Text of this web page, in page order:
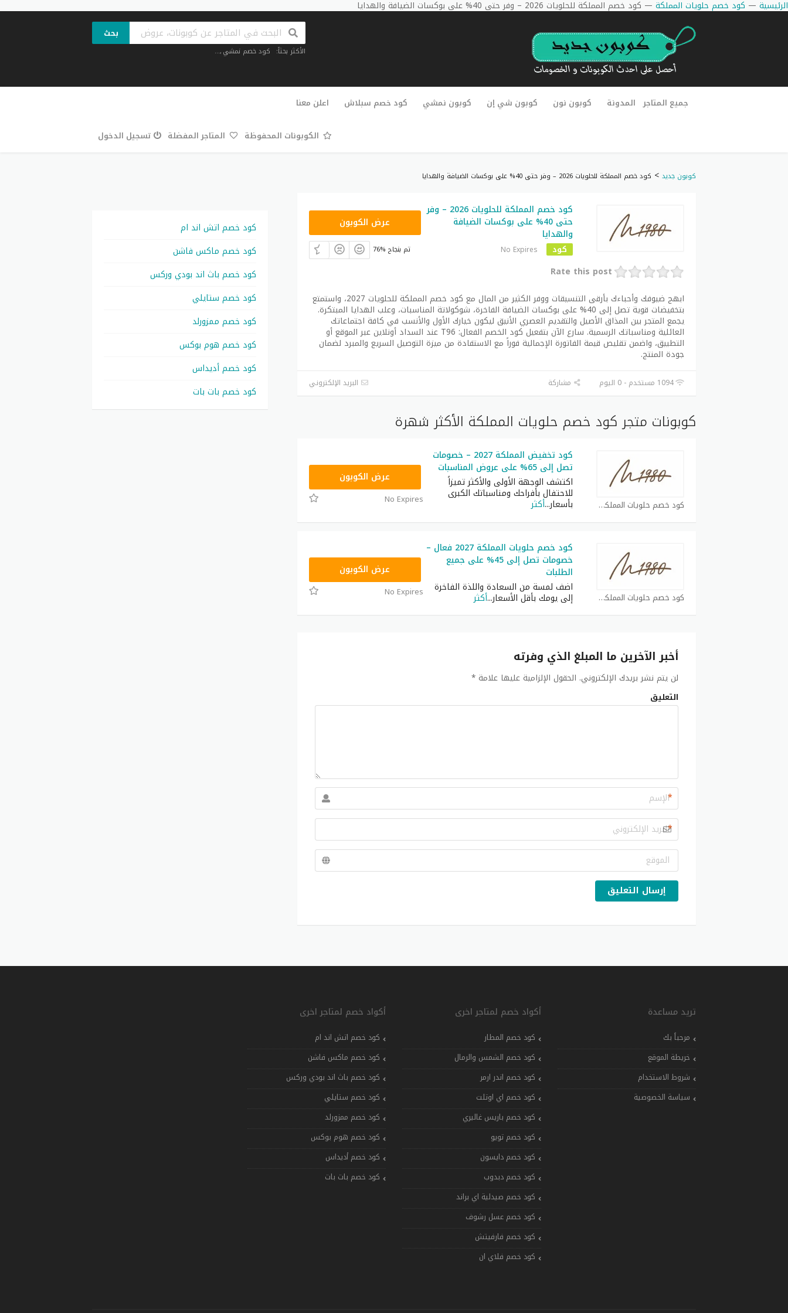
الرئيسية — كود خصم حلويات المملكة — كود خصم المملكة للحلويات 2026 – وفر حتى 40% على بوكسات الضيافة والهدايا
بحث
الأكثر بحثاً: كود خصم نمشي,...
تخطي
جميع المتاجر المدونة كوبون نون كوبون شي إن كوبون نمشي كود خصم سبلاش اعلن معنا
الكوبونات المحفوظة المتاجر المفضلة تسجيل الدخول
كوبون جديد > كود خصم المملكة للحلويات 2026 – وفر حتى 40% على بوكسات الضيافة والهدايا
كود خصم المملكة للحلويات 2026 – وفر
حتى 40% على بوكسات الضيافة
والهدايا
كود No Expires
عرض الكوبون
76% تم بنجاح
Rate this post
ابهج ضيوفك وأحباءك بأرقى التنسيقات ووفر الكثير من المال مع كود خصم المملكة للحلويات 2027، واستمتع
بتخفيضات قوية تصل إلى 40% على بوكسات الضيافة الفاخرة، شوكولاتة المناسبات، وعلب الهدايا المبتكرة.
يجمع المتجر بين المذاق الأصيل والتقديم العصري الأنيق ليكون خيارك الأول والأنسب في كافة اجتماعاتك
العائلية ومناسباتك الرسمية. سارع الآن بتفعيل كود الخصم الفعال: T96 عند السداد أونلاين عبر الموقع أو
التطبيق، واضمن تقليص قيمة الفاتورة الإجمالية فوراً مع الاستفادة من ميزة التوصيل السريع والمبرد لضمان
جودة المنتج.
1094 مستخدم - 0 اليوم مشاركة البريد الإلكتروني
كوبونات متجر كود خصم حلويات المملكة الأكثر شهرة
كود خصم حلويات المملكة كوبون
كود تخفيض المملكة 2027 – خصومات
تصل إلى 65% على عروض المناسبات
اكتشف الوجهة الأولى والأكثر تميزاً
للاحتفال بأفراحك ومناسباتك الكبرى
بأسعار...أكثر
عرض الكوبون
No Expires
كود خصم حلويات المملكة كوبون
كود خصم حلويات المملكة 2027 فعال –
خصومات تصل إلى 45% على جميع
الطلبات
اضف لمسة من السعادة واللذة الفاخرة
إلى يومك بأقل الأسعار...أكثر
عرض الكوبون
No Expires
أخبر الآخرين ما المبلغ الذي وفرته
لن يتم نشر بريدك الإلكتروني. الحقول الإلزامية عليها علامة *
التعليق
*
*
إرسال التعليق
كود خصم اتش اند ام
كود خصم ماكس فاشن
كود خصم باث اند بودي وركس
كود خصم ستايلي
كود خصم ممزورلد
كود خصم هوم بوكس
كود خصم أديداس
كود خصم بات بات
تريد مساعدة
مرحباً بك
خريطة الموقع
شروط الاستخدام
سياسة الخصوصية
أكواد خصم لمتاجر اخرى
كود خصم المطار
كود خصم الشمس والرمال
كود خصم اندر ارمر
كود خصم اي اوتلت
كود خصم باريس غاليري
كود خصم تويو
كود خصم دايسون
كود خصم دبدوب
كود خصم صيدلية اي براند
كود خصم عسل رشوف
كود خصم فارفيتش
كود خصم فلاي ان
أكواد خصم لمتاجر اخرى
كود خصم اتش اند ام
كود خصم ماكس فاشن
كود خصم باث اند بودي وركس
كود خصم ستايلي
كود خصم ممزورلد
كود خصم هوم بوكس
كود خصم أديداس
كود خصم بات بات